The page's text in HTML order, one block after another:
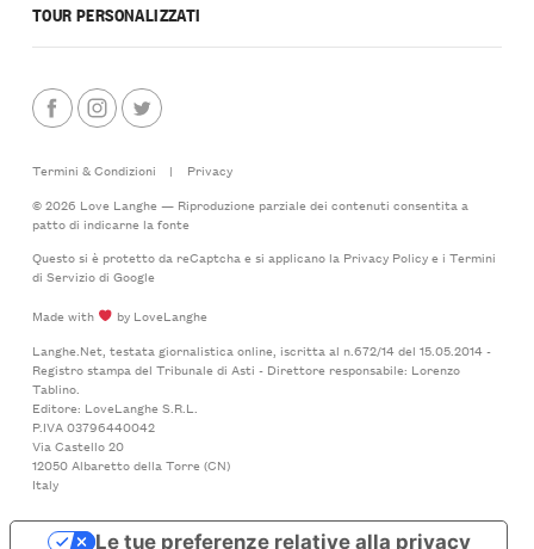
TOUR PERSONALIZZATI
Termini & Condizioni |
Privacy
© 2026 Love Langhe — Riproduzione parziale dei contenuti consentita a
patto di indicarne la fonte
Questo si è protetto da reCaptcha e si applicano la Privacy Policye i Termini
di Serviziodi Google
Made with
by LoveLanghe
Langhe.Net, testata giornalistica online, iscritta al n.672/14 del 15.05.2014 -
Registro stampa del Tribunale di Asti - Direttore responsabile: Lorenzo
Tablino.
Editore: LoveLanghe S.R.L.
P.IVA 03796440042
Via Castello 20
12050 Albaretto della Torre (CN)
Italy
Le tue preferenze relative alla privacy